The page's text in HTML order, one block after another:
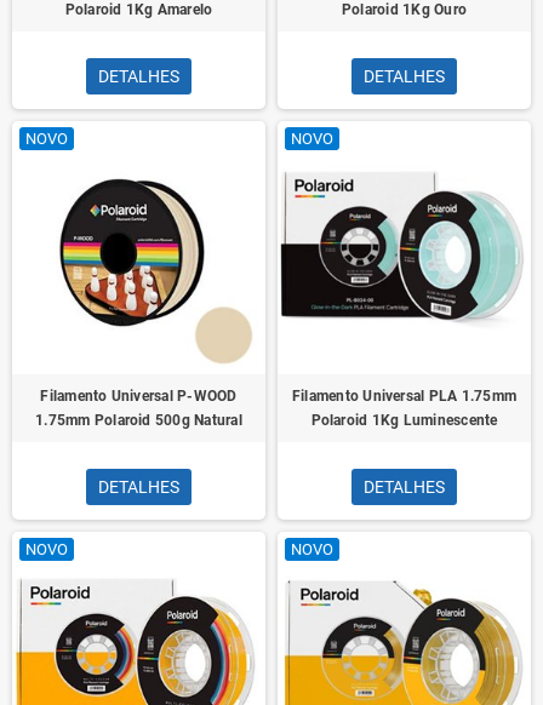
Polaroid 1Kg Amarelo
DETALHES
Polaroid 1Kg Ouro
DETALHES
NOVO
Filamento Universal P-WOOD
1.75mm Polaroid 500g Natural
DETALHES
NOVO
Filamento Universal PLA 1.75mm
Polaroid 1Kg Luminescente
DETALHES
NOVO NOVO